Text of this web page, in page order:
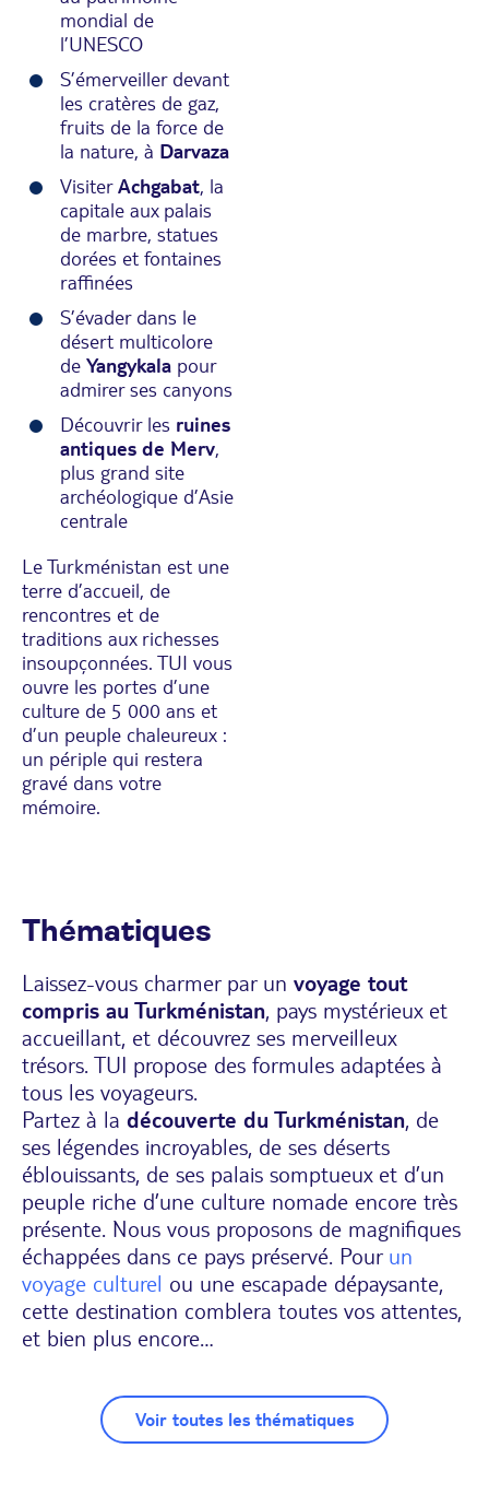
mondial de
l’UNESCO
S’émerveiller devant
les cratères de gaz,
fruits de la force de
la nature, à Darvaza
VisiterAchgabat, la
capitale aux palais
de marbre, statues
dorées et fontaines
raffinées
S’évader dans le
désert multicolore
de Yangykala pour
admirer ses canyons
Découvrir les ruines
antiques de Merv,
plus grand site
archéologique d’Asie
centrale
Le Turkménistan est une
terre d’accueil, de
rencontres et de
traditions aux richesses
insoupçonnées. TUI vous
ouvre les portes d’une
culture de 5 000 ans et
d’un peuple chaleureux :
un périple qui restera
gravé dans votre
mémoire.
Thématiques
Laissez-vous charmer par un voyage tout
compris au Turkménistan, pays mystérieux et
accueillant, et découvrez ses merveilleux
trésors. TUI propose des formules adaptées à
tous les voyageurs.
Partez à la découverte du Turkménistan, de
ses légendes incroyables, de ses déserts
éblouissants, de ses palais somptueux et d’un
peuple riche d’une culture nomade encore très
présente. Nous vous proposons de magnifiques
échappées dans ce pays préservé. Pour un
voyage culturel ou une escapade dépaysante,
cette destination comblera toutes vos attentes,
et bien plus encore…
Voir toutes les thématiques